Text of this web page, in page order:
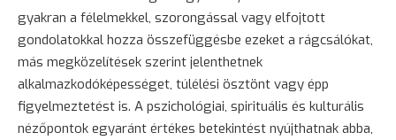
gyakran a félelmekkel, szorongással vagy elfojtott
gondolatokkal hozza összefüggésbe ezeket a rágcsálókat,
más megközelítések szerint jelenthetnek
alkalmazkodóképességet, túlélési ösztönt vagy épp
figyelmeztetést is. A pszichológiai, spirituális és kulturális
nézőpontok egyaránt értékes betekintést nyújthatnak abba,